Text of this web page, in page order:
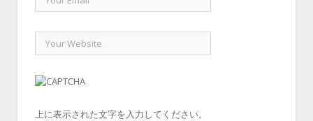
上に表示された文字を入力してください。